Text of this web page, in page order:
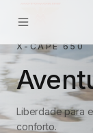
X-CAPE 650
Liberdade para
conforto.